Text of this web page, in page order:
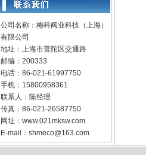
公司名称：梅科阀业科技（上海）
有限公司
地址：上海市普陀区交通路
邮编：200333
电话：86-021-61997750
手机：15800958361
联系人：陈经理
传真：86-021-26587750
网址： www.021mksw.com
E-mail： shmeco@163.com